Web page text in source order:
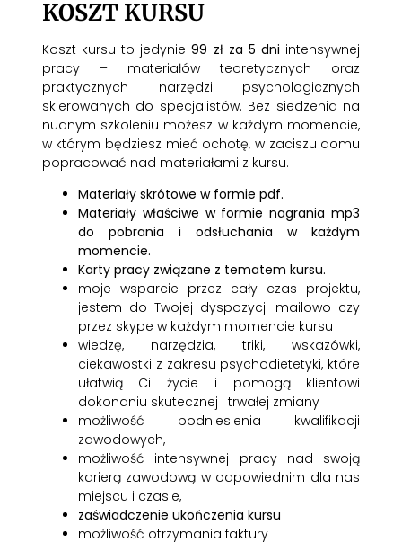
KOSZT KURSU
Koszt kursu to jedynie99 zł za 5 dni intensywnej
pracy – materiałów teoretycznych oraz
praktycznych narzędzi psychologicznych
skierowanych do specjalistów. Bez siedzenia na
nudnym szkoleniu możesz w każdym momencie,
w którym będziesz mieć ochotę, w zaciszu domu
popracować nad materiałami z kursu.
Materiały skrótowe w formie pdf.
Materiały właściwe w formie nagrania mp3
do pobrania i odsłuchania w każdym
momencie.
Karty pracy związane z tematem kursu.
moje wsparcie przez cały czas projektu,
jestem do Twojej dyspozycji mailowo czy
przez skype w każdym momencie kursu
wiedzę, narzędzia, triki, wskazówki,
ciekawostki z zakresu psychodietetyki, które
ułatwią Ci życie i pomogą klientowi
dokonaniu skutecznej i trwałej zmiany
możliwość podniesienia kwalifikacji
zawodowych,
możliwość intensywnej pracy nad swoją
karierą zawodową w odpowiednim dla nas
miejscu i czasie,
zaświadczenie ukończenia kursu
możliwość otrzymania faktury